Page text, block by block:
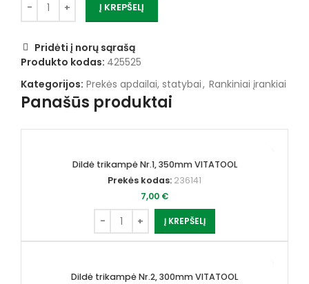
Į KREPŠELĮ
Pridėti į norų sąrašą
Produkto kodas: 425525
Kategorijos: Prekės apdailai, statybai, Rankiniai įrankiai
Panašūs produktai
Dildė trikampė Nr.1, 350mm VITATOOL
Prekės kodas: 236141
7,00 €
Į KREPŠELĮ
Dildė trikampė Nr.2, 300mm VITATOOL